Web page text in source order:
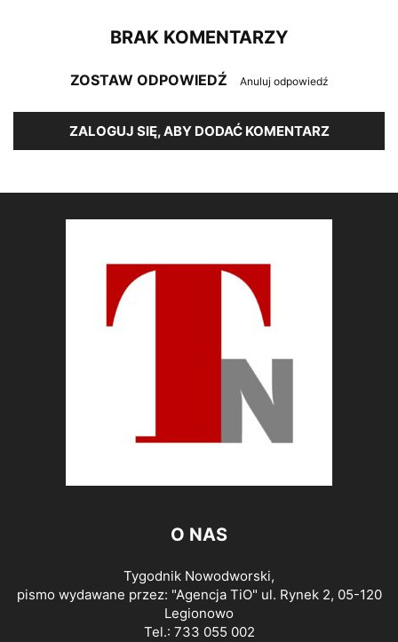
BRAK KOMENTARZY
ZOSTAW ODPOWIEDŹ Anuluj odpowiedź
ZALOGUJ SIĘ, ABY DODAĆ KOMENTARZ
O NAS
Tygodnik Nowodworski,
pismo wydawane przez: "Agencja TiO" ul. Rynek 2, 05-120
Legionowo
Tel.: 733 055 002